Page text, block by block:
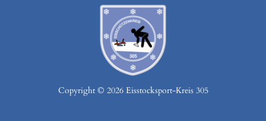
Copyright © 2026 Eisstocksport-Kreis 305